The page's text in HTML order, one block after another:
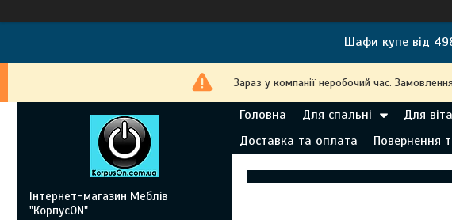
Шафи купе від
Зараз у компанії неробочий час.
Головна Для спальні Для
Доставка та оплата
Повернення
Інтернет-магазин Меблів
"КорпусON"